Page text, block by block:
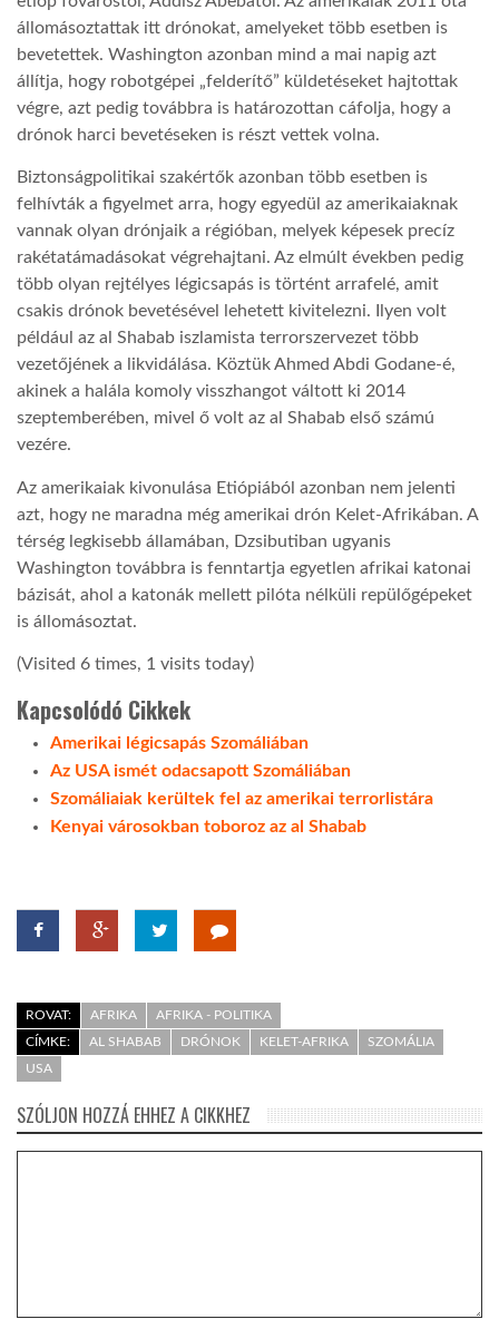
AFRIKA TUDÁSTÁR
A NAP SZÉPE
GLOBOZSARU
DOBRAVERO.HU
LATIMO.HU
GLOBOBOOK
állomásoztattak itt drónokat, amelyeket több esetben is
bevetettek. Washington azonban mind a mai napig azt
állítja, hogy robotgépei „felderítő” küldetéseket hajtottak
végre, azt pedig továbbra is határozottan cáfolja, hogy a
drónok harci bevetéseken is részt vettek volna.
Biztonságpolitikai szakértők azonban több esetben is
felhívták a figyelmet arra, hogy egyedül az amerikaiaknak
vannak olyan drónjaik a régióban, melyek képesek precíz
rakétatámadásokat végrehajtani. Az elmúlt években pedig
több olyan rejtélyes légicsapás is történt arrafelé, amit
csakis drónok bevetésével lehetett kivitelezni. Ilyen volt
például az al Shabab iszlamista terrorszervezet több
vezetőjének a likvidálása. Köztük Ahmed Abdi Godane-é,
akinek a halála komoly visszhangot váltott ki 2014
szeptemberében, mivel ő volt az al Shabab első számú
vezére.
Az amerikaiak kivonulása Etiópiából azonban nem jelenti
azt, hogy ne maradna még amerikai drón Kelet-Afrikában. A
térség legkisebb államában, Dzsibutiban ugyanis
Washington továbbra is fenntartja egyetlen afrikai katonai
bázisát, ahol a katonák mellett pilóta nélküli repülőgépeket
is állomásoztat.
(Visited 6 times, 1 visits today)
Kapcsolódó Cikkek
Amerikai légicsapás Szomáliában
Az USA ismét odacsapott Szomáliában
Szomáliaiak kerültek fel az amerikai terrorlistára
Kenyai városokban toboroz az al Shabab
ROVAT: AFRIKA
AFRIKA - POLITIKA
CÍMKE:
AL SHABAB DRÓNOK KELET-AFRIKA
SZOMÁLIA
USA
SZÓLJON HOZZÁ EHHEZ A CIKKHEZ